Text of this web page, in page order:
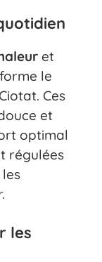
et
le
Ces
et
optimal
régulées
les